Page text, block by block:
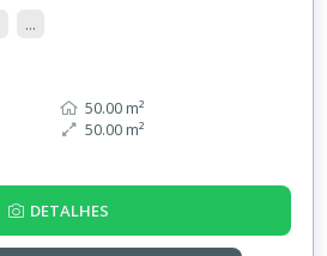
...
50.00 m²
50.00 m²
DETALHES